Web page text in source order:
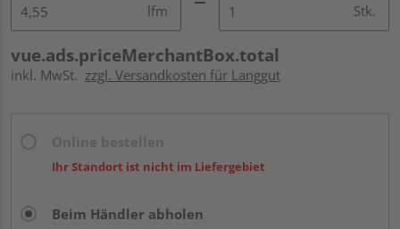
lfm Stk.
vue.ads.priceMerchantBox.total
inkl. MwSt. zzgl. Versandkosten für Langgut
Ihr Standort ist nicht im Liefergebiet
Beim Händler abholen